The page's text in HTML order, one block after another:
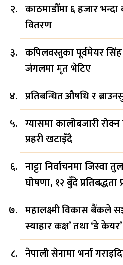
काठमाडौँमा ६ हजार भन्दा
वितरण
कपिलवस्तुका पूर्वमेयर
जंगलमा मृत भेटिए
प्रतिबन्धित औषधि र
ग्यासमा कालोबजारी
प्रहरी खटाइँदै
नाट्टा निर्वाचनमा जिस्वा
घोषणा, १२ बुँदे प्रतिबद्धता
महालक्ष्मी विकास बैंकले
स्याहार कक्ष’ तथा ‘डे केयर’
नेपाली सेनामा भर्ना